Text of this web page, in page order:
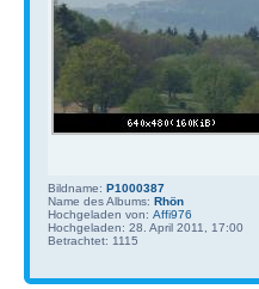
Bildname: P1000387
Name des Albums: Rhön
Hochgeladen von: Affi976
Hochgeladen: 28. April 2011, 17:00
Betrachtet: 1115